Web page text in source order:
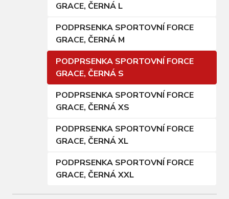
GRACE, ČERNÁ L
PODPRSENKA SPORTOVNÍ FORCE
GRACE, ČERNÁ M
PODPRSENKA SPORTOVNÍ FORCE
GRACE, ČERNÁ S
PODPRSENKA SPORTOVNÍ FORCE
GRACE, ČERNÁ XS
PODPRSENKA SPORTOVNÍ FORCE
GRACE, ČERNÁ XL
PODPRSENKA SPORTOVNÍ FORCE
GRACE, ČERNÁ XXL